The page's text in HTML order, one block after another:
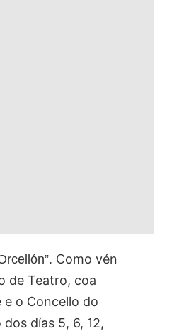
Como vén
de Teatro, coa
e o Concello do
días 5, 6, 12,